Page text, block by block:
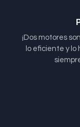
¡Dos motores
lo eficiente y lo